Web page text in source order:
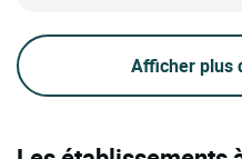
Afficher plus